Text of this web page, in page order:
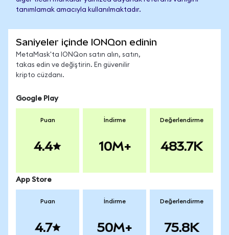
tanımlamak amacıyla kullanılmaktadır.
Saniyeler içinde IONQon edinin
MetaMask'ta IONQon satın alın, satın,
takas edin ve değiştirin. En güvenilir
kripto cüzdanı.
Google Play
Puan
4.4
İndirme
10M+
Değerlendirme
483.7K
App Store
Puan
4.7
İndirme
50M+
Değerlendirme
75.8K